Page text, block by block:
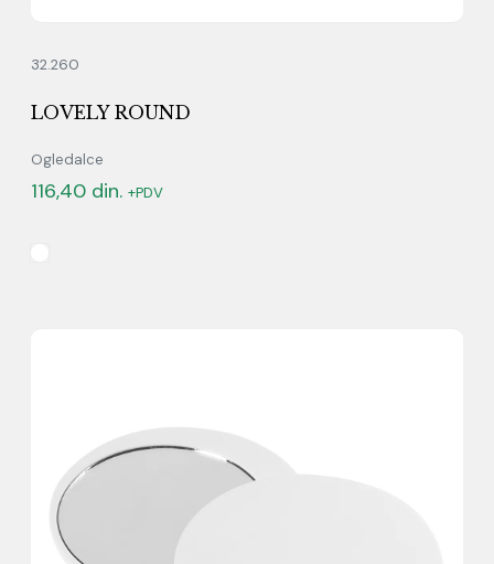
32.260
LOVELY ROUND
Ogledalce
116,40 din. +PDV